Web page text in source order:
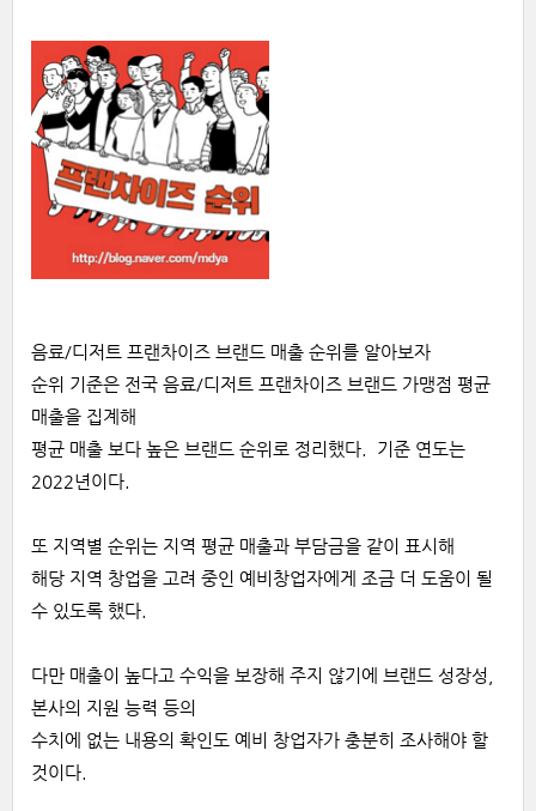
음료/디저트 프랜차이즈 브랜드 매출 순위를 알아보자
순위 기준은 전국 음료/디저트 프랜차이즈 브랜드 가맹점 평균
매출을 집계해
평균 매출 보다 높은 브랜드 순위로 정리했다 기준 연도는
2022년이다.
또 지역별 순위는 지역 평균 매출과 부담금을 같이 표시해
해당 지역 창업을 고려 중인 예비창업자에게 조금 더 도움이 될
수 있도록 했다
다만 매출이 높다고 수익을 보장해 주지 않기에
브랜드 성장성,
본사의 지원 능력 등의
수치에 없는 내용의 확인도 예비 창업자가 충분히 조사해야 할
것이다.